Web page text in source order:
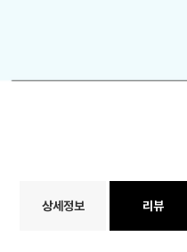
상세정보 리뷰